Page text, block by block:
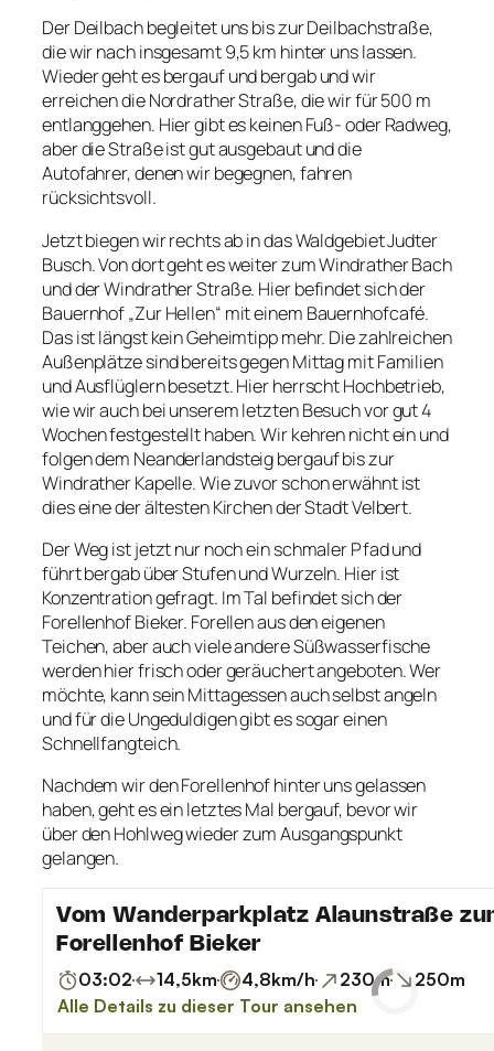
Der Deilbach begleitet uns bis zur Deilbachstraße,
die wir nach insgesamt 9,5 km hinter uns lassen.
Wieder geht es bergauf und bergab und wir
erreichen die Nordrather Straße, die wir für 500 m
entlanggehen. Hier gibt es keinen Fuß- oder Radweg,
aber die Straße ist gut ausgebaut und die
Autofahrer, denen wir begegnen, fahren
rücksichtsvoll.
Jetzt biegen wir rechts ab in das Waldgebiet Judter
Busch. Von dort geht es weiter zum Windrather Bach
und der Windrather Straße. Hier befindet sich der
Bauernhof „Zur Hellen“ mit einem Bauernhofcafé.
Das ist längst kein Geheimtipp mehr. Die zahlreichen
Außenplätze sind bereits gegen Mittag mit Familien
und Ausflüglern besetzt. Hier herrscht Hochbetrieb,
wie wir auch bei unserem letzten Besuch vor gut 4
Wochen festgestellt haben. Wir kehren nicht ein und
folgen dem Neanderlandsteig bergauf bis zur
Windrather Kapelle. Wie zuvor schon erwähnt ist
dies eine der ältesten Kirchen der Stadt Velbert.
Der Weg ist jetzt nur noch ein schmaler Pfad und
führt bergab über Stufen und Wurzeln. Hier ist
Konzentration gefragt. Im Tal befindet sich der
Forellenhof Bieker. Forellen aus den eigenen
Teichen, aber auch viele andere Süßwasserfische
werden hier frisch oder geräuchert angeboten. Wer
möchte, kann sein Mittagessen auch selbst angeln
und für die Ungeduldigen gibt es sogar einen
Schnellfangteich.
Nachdem wir den Forellenhof hinter uns gelassen
haben, geht es ein letztes Mal bergauf, bevor wir
über den Hohlweg wieder zum Ausgangspunkt
gelangen.